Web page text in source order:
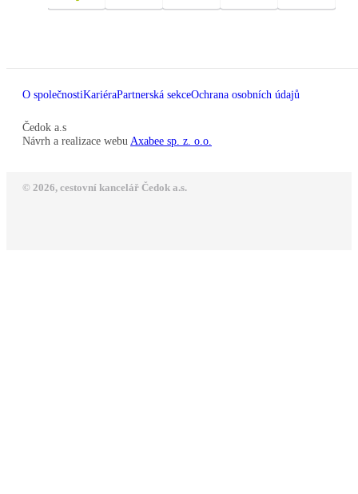
O společnostiKariéraPartnerská sekceOchrana osobních údajů
Čedok a.s
Návrh a realizace webu Axabee sp. z. o.o.
© 2026, cestovní kancelář Čedok a.s.